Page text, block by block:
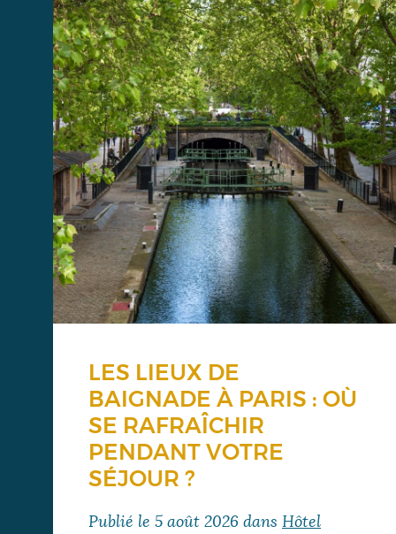
LES LIEUX DE
BAIGNADE À PARIS : OÙ
SE RAFRAÎCHIR
PENDANT VOTRE
SÉJOUR ?
Publié le 5 août 2026 dans Hôtel